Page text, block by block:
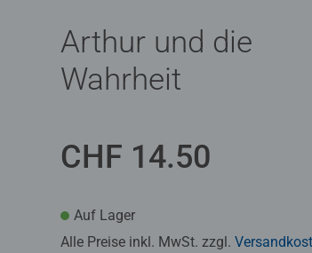
Arthur und die
Wahrheit
CHF 14.50
Auf Lager
Alle Preise inkl. MwSt. zzgl.